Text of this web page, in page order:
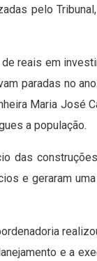
pelo
reais em
paradas no
Maria José
a população.
das
e geraram
e a